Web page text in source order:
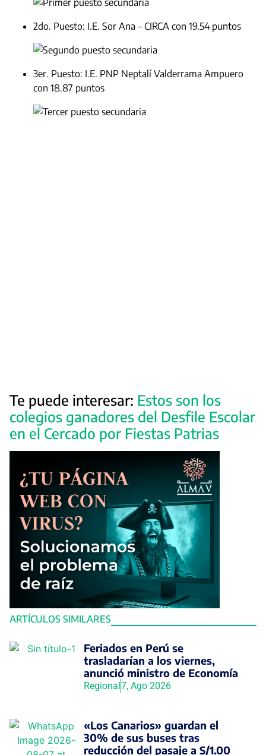
ARTÍCULOS SIMILARES
Feriados en Perú se
trasladarían a los viernes,
anunció ministro de Economía
Regional7, Ago 2026
«Los Canarios» guardan el
30% de sus buses tras
reducción del pasaje a S/1.00
2do. Puesto: I.E. Sor Ana – CIRCA con 19.54 puntos
3er. Puesto: I.E. PNP Neptalí Valderrama Ampuero
con 18.87 puntos
Te puede interesar: Estos son los
colegios ganadores del Desfile Escolar
en el Cercado por Fiestas Patrias